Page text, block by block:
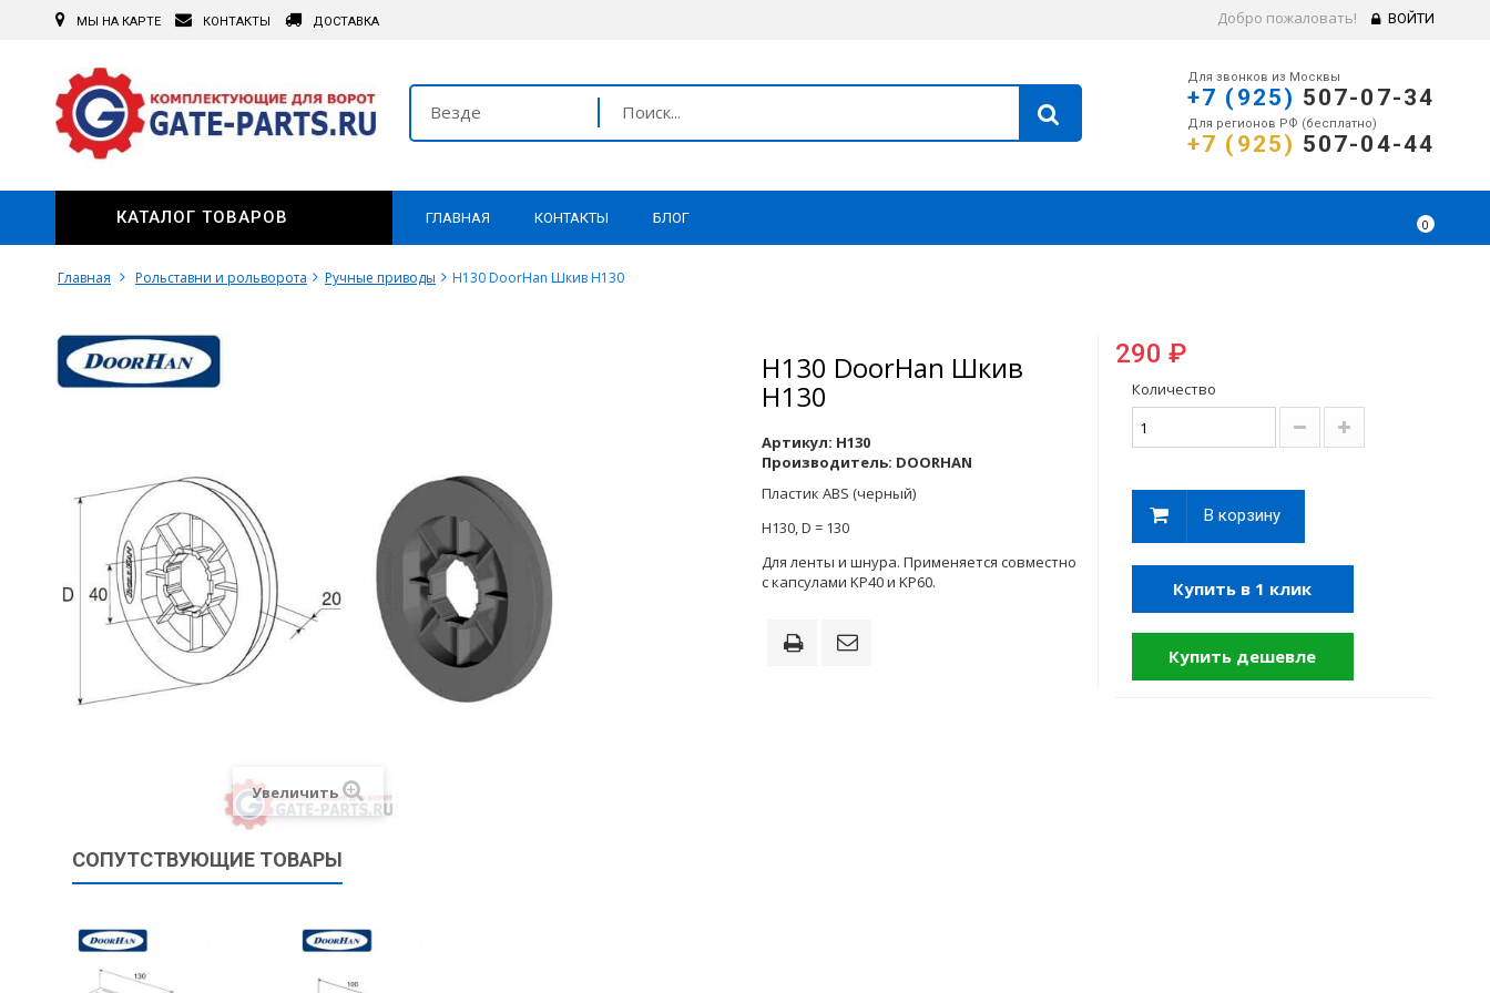
Добро пожаловать! ВОЙТИ
МЫ НА КАРТЕ КОНТАКТЫ ДОСТАВКА
Везде
Для звонков из Москвы
+7 (925) 507-07-34
Для регионов РФ (бесплатно)
+7 (925) 507-04-44
0
ГЛАВНАЯ КОНТАКТЫ БЛОГ
КАТАЛОГ ТОВАРОВ
Главная Рольставни и рольворота Ручные приводы H130 DoorHan Шкив H130
Увеличить
H130 DoorHan Шкив
H130
Артикул: H130
Производитель: DOORHAN
Пластик ABS (черный)
H130, D = 130
Для ленты и шнура. Применяется совместно
с капсулами KP40 и KP60.
290 ₽
Количество
В корзину
Купить в 1 клик
Купить дешевле
СОПУТСТВУЮЩИЕ ТОВАРЫ